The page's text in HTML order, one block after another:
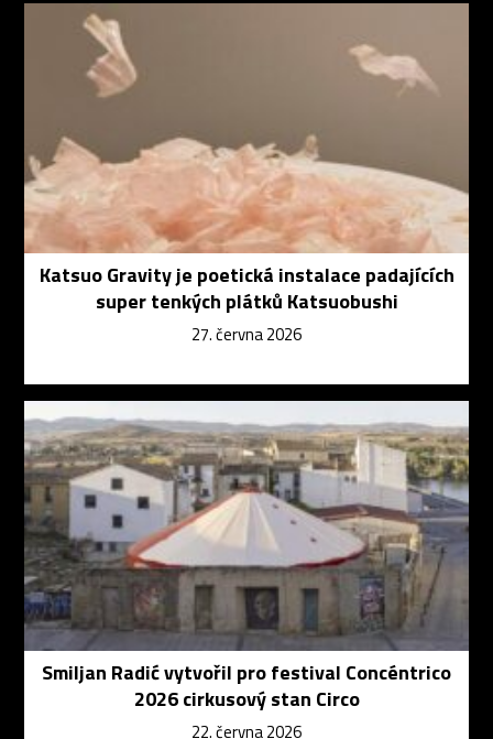
Katsuo Gravity je poetická instalace padajících
super tenkých plátků Katsuobushi
27. června 2026
Smiljan Radić vytvořil pro festival Concéntrico
2026 cirkusový stan Circo
22. června 2026